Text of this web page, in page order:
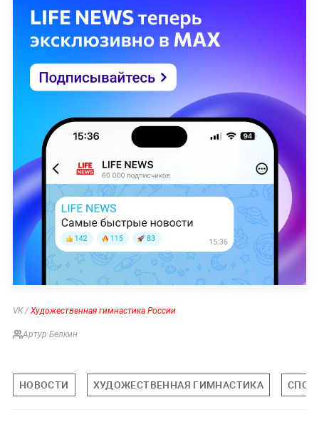
VK / Художественная гимнастика России
Артур Белкин
НОВОСТИ ХУДОЖЕСТВЕННАЯ ГИМНАСТИКА